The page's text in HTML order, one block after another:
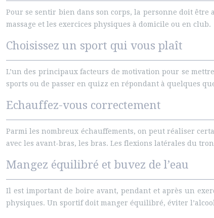
Pour se sentir bien dans son corps, la personne doit être
massage et les exercices physiques à domicile ou en club.
Choisissez un sport qui vous plaît
L’un des principaux facteurs de motivation pour se
sports ou de passer en quizz en répondant à quelques
Echauffez-vous correctement
Parmi les nombreux échauffements, on peut réaliser
avec les avant-bras, les bras. Les flexions latérales du
Mangez équilibré et buvez de l’eau
Il est important de boire avant, pendant et après un
physiques. Un sportif doit manger équilibré, éviter